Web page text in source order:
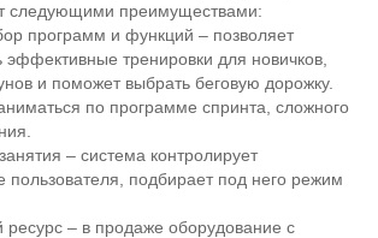
следующими преимуществами:
программ и функций – позволяет
эффективные тренировки для новичков,
и поможет выбрать беговую дорожку.
по программе спринта, сложного
– система контролирует
пользователя, подбирает под него режим
ресурс – в продаже оборудование с